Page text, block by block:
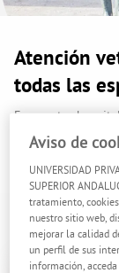
Atención
todas las
En nuestro
especialidades
médica que
con profesionales
una asistencia
diagnóstica más
donde todo gira
Aviso de
UNIVERSIDAD
SUPERIOR
tratamiento,
nuestro sitio web,
mejorar la calidad
un perfil de sus
información,